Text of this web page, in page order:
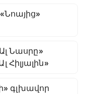
Նասրը»
գլխավոր